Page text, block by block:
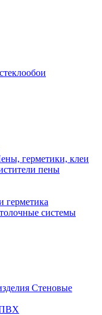
герметики, клеи
пены
герметика
системы
Стеновые
ПВХ